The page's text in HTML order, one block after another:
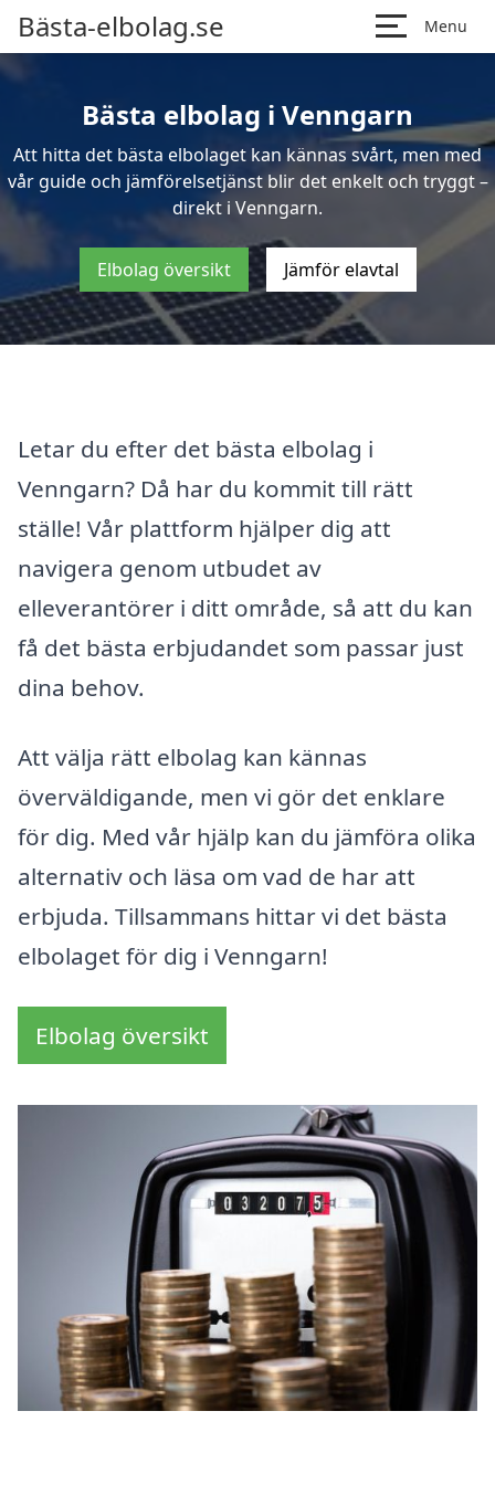
Bästa-elbolag.se Menu
Bästa elbolag i Venngarn
Att hitta det bästa elbolaget kan kännas svårt, men med
vår guide och jämförelsetjänst blir det enkelt och tryggt –
direkt i Venngarn.
Elbolag översikt Jämför elavtal
Letar du efter det bästa elbolag i
Venngarn? Då har du kommit till rätt
ställe! Vår plattform hjälper dig att
navigera genom utbudet av
elleverantörer i ditt område, så att du kan
få det bästa erbjudandet som passar just
dina behov.
Att välja rätt elbolag kan kännas
överväldigande, men vi gör det enklare
för dig. Med vår hjälp kan du jämföra olika
alternativ och läsa om vad de har att
erbjuda. Tillsammans hittar vi det bästa
elbolaget för dig i Venngarn!
Elbolag översikt